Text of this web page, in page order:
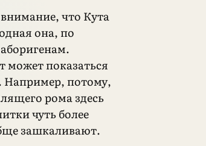
что Кута
она, по
может показаться
потому,
рома здесь
чуть более
зашкаливают.